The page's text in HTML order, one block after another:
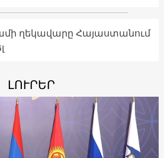
ղեկավարը Հայաստանում
ԼՈՒՐԵՐ